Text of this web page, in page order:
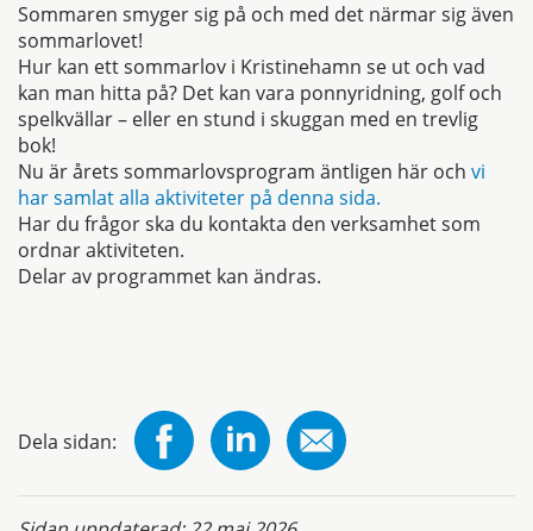
Sommaren smyger sig på och med det närmar sig även
sommarlovet!
Hur kan ett sommarlov i Kristinehamn se ut och vad
kan man hitta på? Det kan vara ponnyridning, golf och
spelkvällar – eller en stund i skuggan med en trevlig
bok!
Nu är årets sommarlovsprogram äntligen här och vi
har samlat alla aktiviteter på denna sida.
Har du frågor ska du kontakta den verksamhet som
ordnar aktiviteten.
Delar av programmet kan ändras.
Dela sidan: